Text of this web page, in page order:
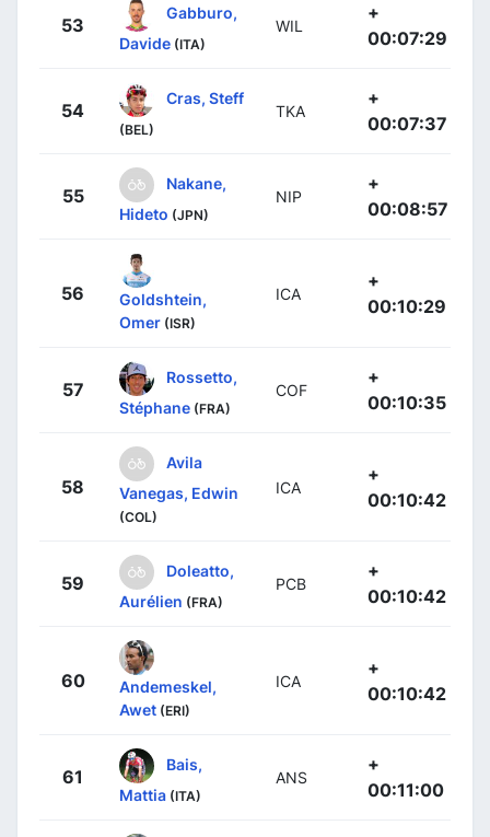
53
Gabburo,
Davide (ITA)
WIL
+
00:07:29
54
Cras, Steff
(BEL)
TKA
+
00:07:37
55
Nakane,
Hideto (JPN)
NIP
+
00:08:57
56
Goldshtein,
Omer (ISR)
ICA
+
00:10:29
57
Rossetto,
Stéphane (FRA)
COF
+
00:10:35
58
Avila
Vanegas, Edwin
(COL)
ICA
+
00:10:42
59
Doleatto,
Aurélien (FRA)
PCB
+
00:10:42
60
Andemeskel,
Awet (ERI)
ICA
+
00:10:42
61
Bais,
Mattia (ITA)
ANS
+
00:11:00